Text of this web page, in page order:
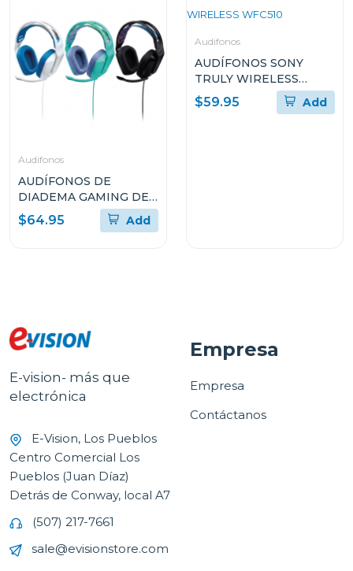
Audifonos
AUDÍFONOS DE
DIADEMA GAMING DE
LOGITECH DE CABLE
CON MICRÓFONO
$64.95 Add
Audifonos
AUDÍFONOS SONY
TRULY WIRELESS
WFC510
$59.95 Add
E-vision- más que
electrónica
E-Vision, Los Pueblos
Centro Comercial Los
Pueblos (Juan Díaz)
Detrás de Conway, local A7
(507) 217-7661
sale@evisionstore.com
Empresa
Empresa
Contáctanos